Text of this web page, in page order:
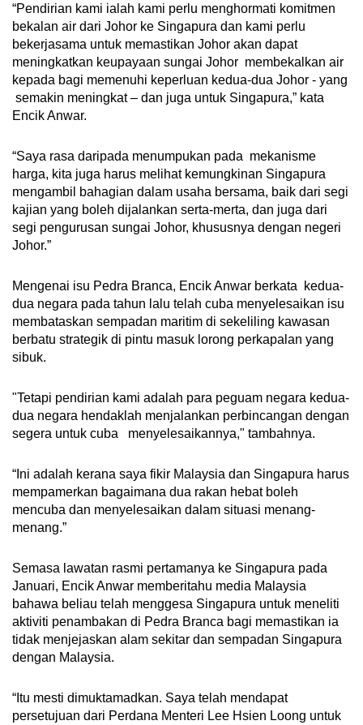
“Pendirian kami ialah kami perlu menghormati komitmen
bekalan air dari Johor ke Singapura dan kami perlu
bekerjasama untuk memastikan Johor akan dapat
meningkatkan keupayaan sungai Johor membekalkan air
kepada bagi memenuhi keperluan kedua-dua Johor - yang
semakin meningkat – dan juga untuk Singapura,” kata
Encik Anwar.
“Saya rasa daripada menumpukan pada mekanisme
harga, kita juga harus melihat kemungkinan Singapura
mengambil bahagian dalam usaha bersama, baik dari segi
kajian yang boleh dijalankan serta-merta, dan juga dari
segi pengurusan sungai Johor, khususnya dengan negeri
Johor.”
Mengenai isu Pedra Branca, Encik Anwar berkata kedua-
dua negara pada tahun lalu telah cuba menyelesaikan isu
membataskan sempadan maritim di sekeliling kawasan
berbatu strategik di pintu masuk lorong perkapalan yang
sibuk.
"Tetapi pendirian kami adalah para peguam negara kedua-
dua negara hendaklah menjalankan perbincangan dengan
segera untuk cuba menyelesaikannya," tambahnya.
“Ini adalah kerana saya fikir Malaysia dan Singapura harus
mempamerkan bagaimana dua rakan hebat boleh
mencuba dan menyelesaikan dalam situasi menang-
menang.”
Semasa lawatan rasmi pertamanya ke Singapura pada
Januari, Encik Anwar memberitahu media Malaysia
bahawa beliau telah menggesa Singapura untuk meneliti
aktiviti penambakan di Pedra Branca bagi memastikan ia
tidak menjejaskan alam sekitar dan sempadan Singapura
dengan Malaysia.
“Itu mesti dimuktamadkan. Saya telah mendapat
persetujuan dari Perdana Menteri Lee Hsien Loong untuk